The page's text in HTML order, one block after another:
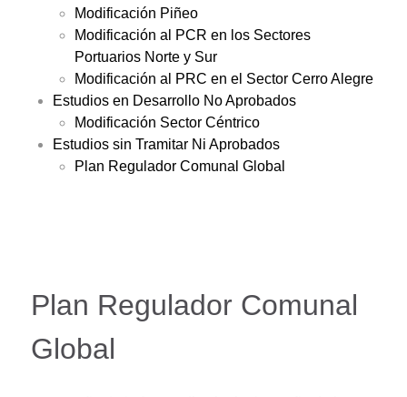
Modificación Piñeo
Modificación al PCR en los Sectores
Portuarios Norte y Sur
Modificación al PRC en el Sector Cerro Alegre
Estudios en Desarrollo No Aprobados
Modificación Sector Céntrico
Estudios sin Tramitar Ni Aprobados
Plan Regulador Comunal Global
Plan Regulador Comunal
Global